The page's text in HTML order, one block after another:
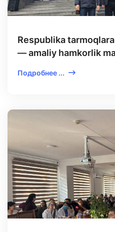
Respublika
— amaliy hamkorlik
Подробнее ...